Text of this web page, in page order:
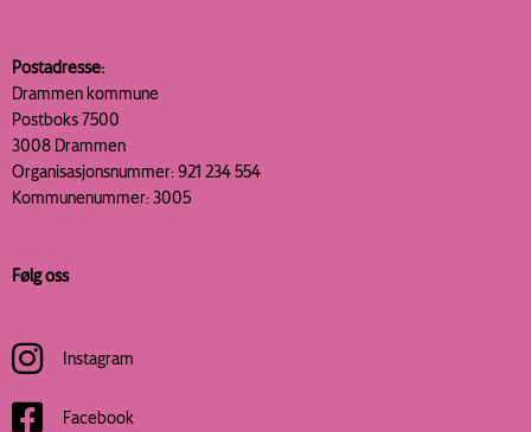
Postadresse:
Drammen kommune
Postboks 7500
3008 Drammen
Organisasjonsnummer: 921 234 554
Kommunenummer: 3005
Følg oss
Instagram
Facebook